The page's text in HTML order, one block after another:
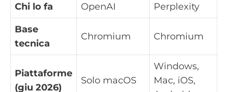
Chi lo fa OpenAI Perplexity
Base
tecnica
Chromium Chromium
Piattaforme
(giu 2026)
Solo macOS
Windows,
Mac, iOS,